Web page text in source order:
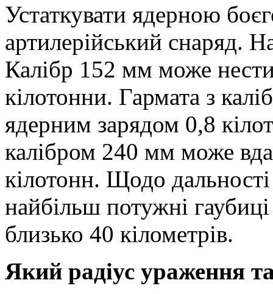
Устаткувати ядерною
артилерійський снаряд.
Калібр 152 мм може
кілотонни. Гармата з
ядерним зарядом 0,8
калібром 240 мм може
кілотонн. Щодо
найбільш потужні
близько 40 кілометрів.
Який радіус ураження